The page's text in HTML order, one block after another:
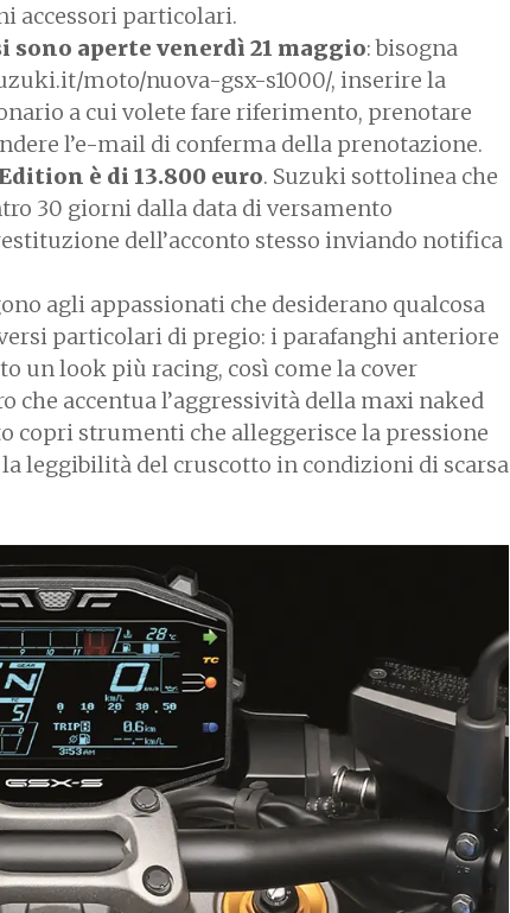
accessori particolari.
sono aperte venerdì 21 maggio: bisogna
moto/nuova-gsx-s1000/, inserire la
a cui volete fare riferimento, prenotare
l’e-mail di conferma della prenotazione.
è di 13.800 euro. Suzuki sottolinea che
30 giorni dalla data di versamento
dell’acconto stesso inviando notifica
agli appassionati che desiderano qualcosa
particolari di pregio: i parafanghi anteriore
un look più racing, così come la cover
che accentua l’aggressività della maxi naked
copri strumenti che alleggerisce la pressione
leggibilità del cruscotto in condizioni di scarsa